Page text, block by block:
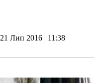
21 Лип 2016 | 11:38